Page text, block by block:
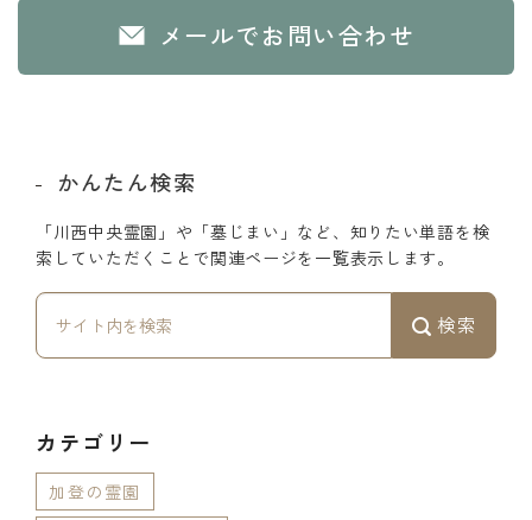
メールでお問い合わせ
かんたん検索
「川西中央霊園」や「墓じまい」など、知りたい単語を検
索していただくことで関連ページを一覧表示します。
検索
カテゴリー
加登の霊園